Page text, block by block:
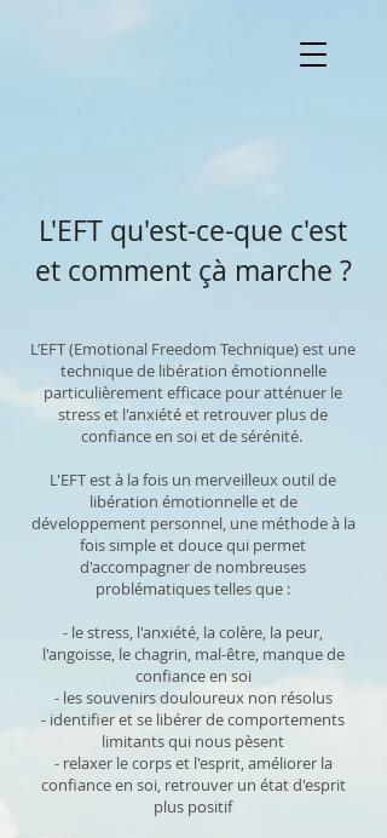
L'EFT qu'est-ce-que c'est
et comment çà marche ?
L’EFT (Emotional Freedom Technique) est une
technique de libération émotionnelle
particulièrement efficace pour atténuer le
stress et l'anxiété et retrouver plus de
confiance en soi et de sérénité.
L'EFT est à la fois un merveilleux outil de
libération émotionnelle et de
développement personnel, une méthode à la
fois simple et douce qui permet
d'accompagner de nombreuses
problématiques telles que :
- le stress, l'anxiété, la colère, la peur,
l'angoisse, le chagrin, mal-être, manque de
confiance en soi
- les souvenirs douloureux non résolus
- identifier et se libérer de comportements
limitants qui nous pèsent
- relaxer le corps et l'esprit, améliorer la
confiance en soi, retrouver un état d'esprit
plus positif